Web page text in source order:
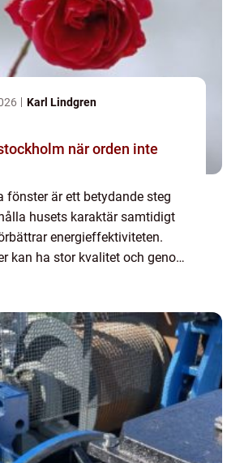
Karl Lindgren
när orden inte
fönster är ett betydande steg
husets karaktär samtidigt
energieffektiviteten.
kan ha stor kvalitet och genom